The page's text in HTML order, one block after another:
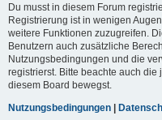
Du musst in diesem Forum
Registrierung ist in wenigen
weitere Funktionen zuzugreifen.
Benutzern auch zusätzliche
Nutzungsbedingungen und die
registrierst. Bitte beachte auch
diesem Board bewegst.
Nutzungsbedingungen |